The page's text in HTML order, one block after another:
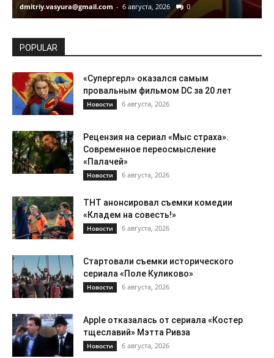
dmitriy.vasyura@gmail.com - 6 августа, 2026 0
POPULAR
«Супергерл» оказался самым
провальным фильмом DC за 20 лет
Новости 6 августа, 2026
Рецензия на сериал «Мыс страха».
Современное переосмысление
«Палачей»
Новости 6 августа, 2026
ТНТ анонсировал съемки комедии
«Кладем на совесть!»
Новости 6 августа, 2026
Стартовали съемки исторического
сериала «Поле Куликово»
Новости 6 августа, 2026
Apple отказалась от сериала «Костер
тщеславий» Мэтта Ривза
Новости 6 августа, 2026